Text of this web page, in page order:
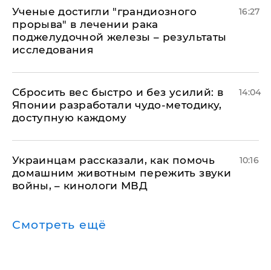
Ученые достигли "грандиозного
прорыва" в лечении рака
поджелудочной железы – результаты
исследования
16:27
Сбросить вес быстро и без усилий: в
Японии разработали чудо-методику,
доступную каждому
14:04
Украинцам рассказали, как помочь
домашним животным пережить звуки
войны, – кинологи МВД
10:16
Смотреть ещё